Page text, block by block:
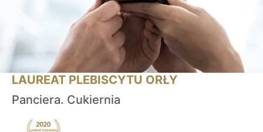
LAUREAT PLEBISCYTU ORŁY
Panciera. Cukiernia